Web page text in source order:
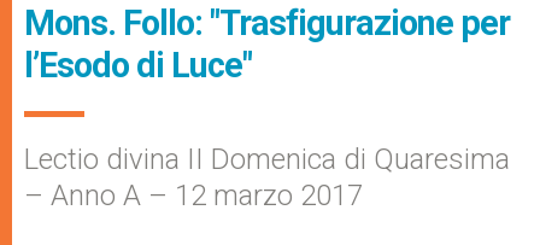
Mons. Follo: "Trasfigurazione per
l’Esodo di Luce"
Lectio divina II Domenica di Quaresima
– Anno A – 12 marzo 2017